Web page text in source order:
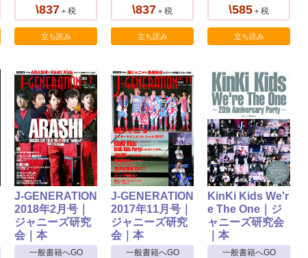
\837 ＋税
立ち読み
\837 ＋税
立ち読み
\585 ＋税
立ち読み
J-GENERATION
2018年2月号｜
ジャニーズ研究
会｜本
一般書籍へGO
J-GENERATION
2017年11月号｜
ジャニーズ研究
会｜本
一般書籍へGO
KinKi Kids We'r
e The One｜ジ
ャニーズ研究会
｜本
一般書籍へGO